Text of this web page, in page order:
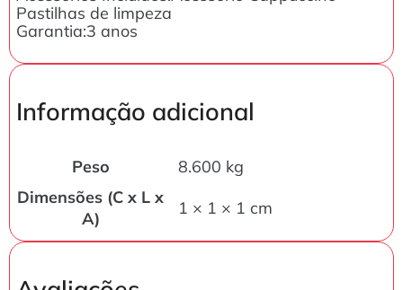
Pastilhas de limpeza
Garantia:3 anos
Informação adicional
Peso
8.600 kg
Dimensões (C x L x
A)
1 × 1 × 1 cm